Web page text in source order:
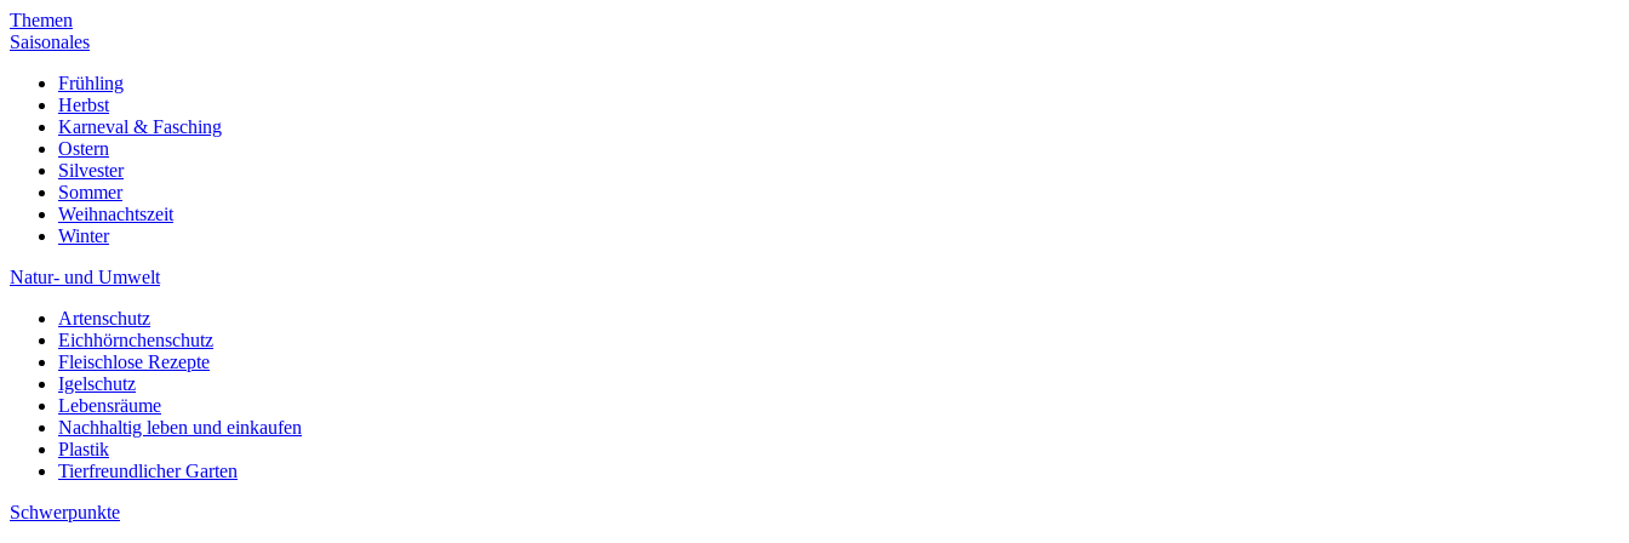
Themen
Saisonales
Frühling
Herbst
Karneval & Fasching
Ostern
Silvester
Sommer
Weihnachtszeit
Winter
Natur- und Umwelt
Artenschutz
Eichhörnchenschutz
Fleischlose Rezepte
Igelschutz
Lebensräume
Nachhaltig leben und einkaufen
Plastik
Tierfreundlicher Garten
Schwerpunkte